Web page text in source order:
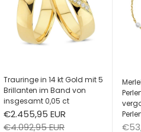
Trauringe in 14 kt Gold mit 5
Brillanten im Band von
insgesamt 0,05 ct
Angebot
€2.455,95 EUR
Regulärer Preis
€4.092,95 EUR